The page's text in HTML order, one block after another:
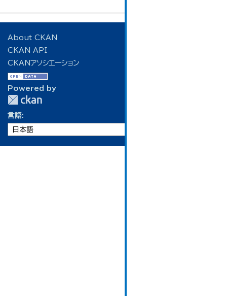
About CKAN
CKAN API
CKANアソシエーション
Powered by
言語